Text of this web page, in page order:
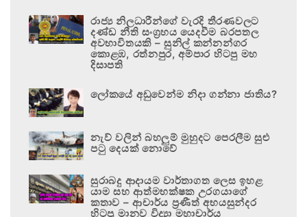
රාජ්‍ය නිලධාරීන්ගේ වැරදි තීරණවලට
දණ්ඩ නීති සංග්‍රහය යෙදවීම බරපතල
අවභාවිතයකි – සුනිල් කන්නන්ගර
කොළඹ, රත්නපුර, අම්පාර හිටපු මහ
දිසාපති
ලෝකයේ අඩුවෙන්ම නිදා ගන්නා ජාතිය?
නැව් වලින් බහලුම් මුහුදට පෙරලීම සුළු
පටු දෙයක් නොවේ
සුරාබදු ආදායම වාර්තාගත ලෙස ඉහළ
යාම සහ ආත්මභක්ෂක උරගයාගේ
කතාව – ආචාර්ය ප්‍රණීත් අභයසුන්දර
හිටපු මානව විද්‍යා මහාචාර්ය